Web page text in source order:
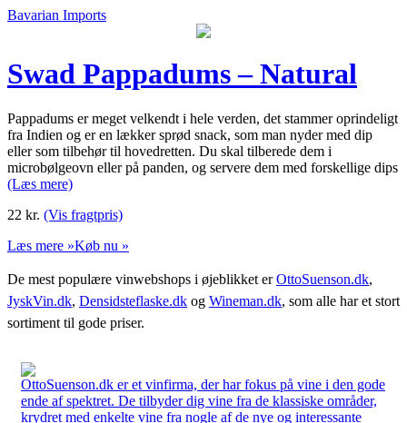
Bavarian Imports
Swad Pappadums – Natural
Pappadums er meget velkendt i hele verden, det stammer oprindeligt
fra Indien og er en lækker sprød snack, som man nyder med dip
eller som tilbehør til hovedretten. Du skal tilberede dem i
microbølgeovn eller på panden, og servere dem med forskellige dips
(Læs mere)
22 kr. (Vis fragtpris)
Læs mere »Køb nu »
De mest populære vinwebshops i øjeblikket erOttoSuenson.dk,
JyskVin.dk, Densidsteflaske.dk og Wineman.dk, som alle har et stort
sortiment til gode priser.
OttoSuenson.dk er et vinfirma, der har fokus på vine i den gode
ende af spektret. De tilbyder dig vine fra de klassiske områder,
krydret med enkelte vine fra nogle af de nye og interessante